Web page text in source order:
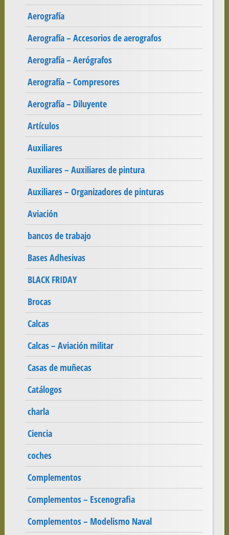
Aerografía
Aerografía – Accesorios de aerografos
Aerografía – Aerógrafos
Aerografía – Compresores
Aerografía – Diluyente
Artículos
Auxiliares
Auxiliares – Auxiliares de pintura
Auxiliares – Organizadores de pinturas
Aviación
bancos de trabajo
Bases Adhesivas
BLACK FRIDAY
Brocas
Calcas
Calcas – Aviación militar
Casas de muñecas
Catálogos
charla
Ciencia
coches
Complementos
Complementos – Escenografia
Complementos – Modelismo Naval